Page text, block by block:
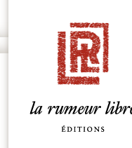
PRIX ROGER